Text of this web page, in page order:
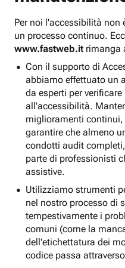
Per noi l'accessibilità
un processo continuo.
www.fastweb.it rimanga
Con il supporto di
abbiamo effettuato un
da esperti per
all'accessibilità.
miglioramenti
garantire che almeno
condotti audit
parte di professionisti
assistive.
Utilizziamo strumenti
nel nostro processo di
tempestivamente i
comuni (come la
dell'etichettatura dei
codice passa